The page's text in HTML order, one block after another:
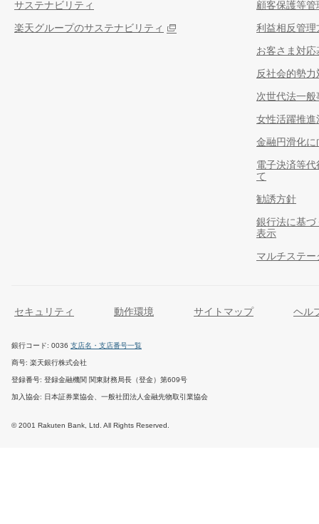
サステナビリティ
楽天グループのサステナビリティ
顧客保護等管
利益相反管理
お客さま対応
反社会的勢
次世代法一
女性活躍推
金融円滑化
電子決済等
て
勧誘方針
銀行法に基
表示
マルチステ
セキュリティ 動作環境 サイトマップ ヘル
銀行コード 0036 支店名・支店番号一覧
商号 楽天銀行株式会社
登録番号 登録金融機関 関東財務局長（登金）第609号
加入協会 日本証券業協会、一般社団法人金融先物取引業協会
© 2001 Rakuten Bank, Ltd. All Rights Reserved.